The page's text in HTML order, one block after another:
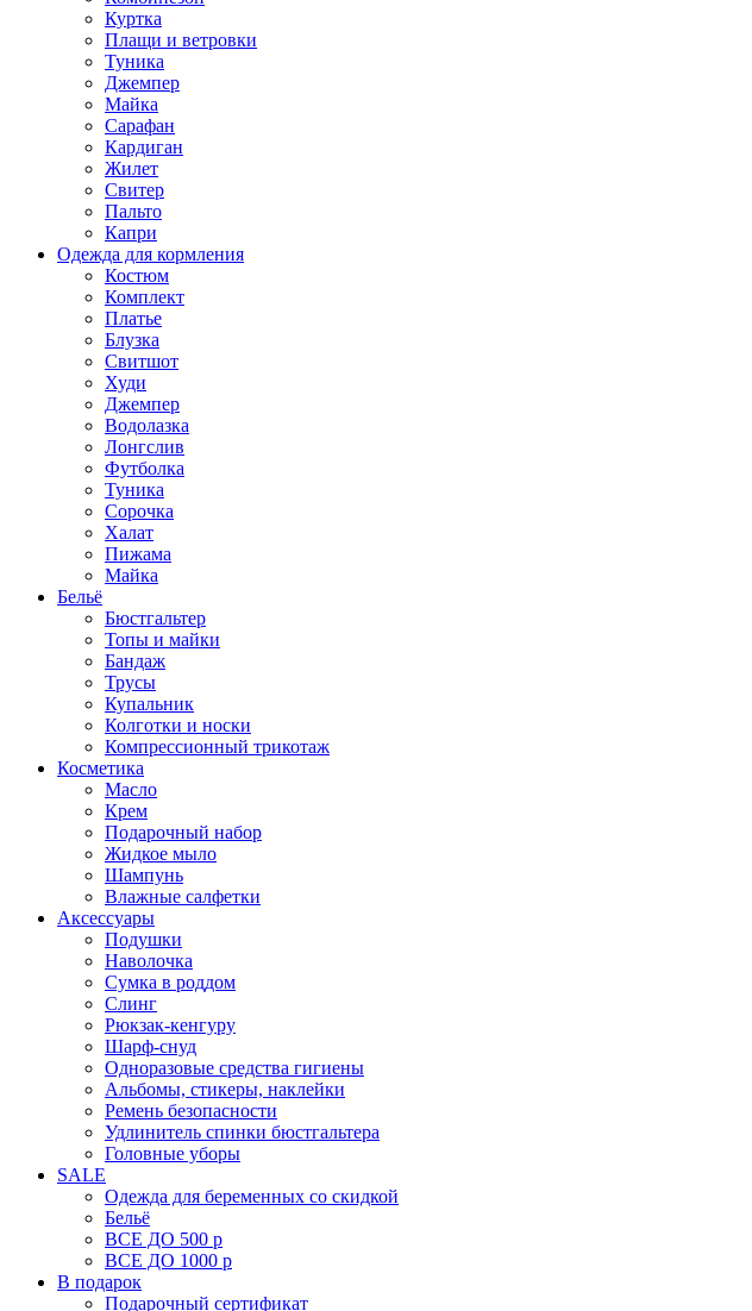
Куртка
Плащи и ветровки
Туника
Джемпер
Майка
Сарафан
Кардиган
Жилет
Свитер
Пальто
Капри
Одежда для кормления
Костюм
Комплект
Платье
Блузка
Свитшот
Худи
Джемпер
Водолазка
Лонгслив
Футболка
Туника
Сорочка
Халат
Пижама
Майка
Бельё
Бюстгальтер
Топы и майки
Бандаж
Трусы
Купальник
Колготки и носки
Компрессионный трикотаж
Косметика
Масло
Крем
Подарочный набор
Жидкое мыло
Шампунь
Влажные салфетки
Аксессуары
Подушки
Наволочка
Сумка в роддом
Cлинг
Рюкзак-кенгуру
Шарф-снуд
Одноразовые средства гигиены
Альбомы, стикеры, наклейки
Ремень безопасности
Удлинитель спинки бюстгальтера
Головные уборы
SALE
Одежда для беременных со скидкой
Бельё
ВСЕ ДО 500 р
ВСЕ ДО 1000 р
В подарок
Подарочный сертификат